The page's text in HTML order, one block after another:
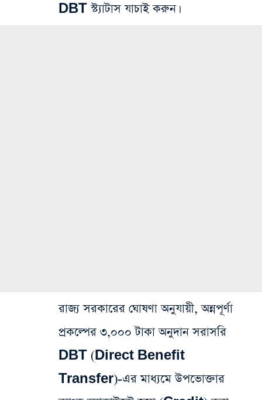
DBT স্ট্যাটাস যাচাই করুন।
রাজ্য সরকারের ঘোষণা অনুযায়ী, অন্নপূর্ণা
প্রকল্পের ৩,০০০ টাকা অনুদান সরাসরি
DBT (Direct Benefit
Transfer)-এর মাধ্যমে উপভোক্তার